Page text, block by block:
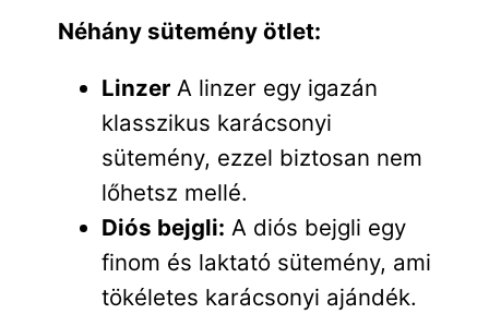
Néhány sütemény ötlet:
LinzerA linzer egy igazán
klasszikus karácsonyi
sütemény, ezzel biztosan nem
lőhetsz mellé.
Diós bejgli: A diós bejgli egy
finom és laktató sütemény, ami
tökéletes karácsonyi ajándék.